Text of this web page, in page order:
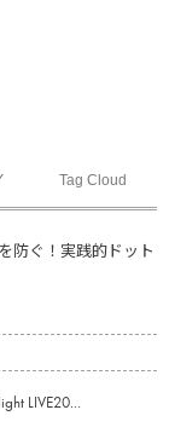
Tag Cloud
防ぐ！実践的ドット
LIVE20...